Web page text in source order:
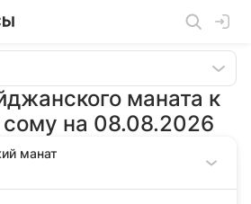
маната к
сому на 08.08.2026
манат